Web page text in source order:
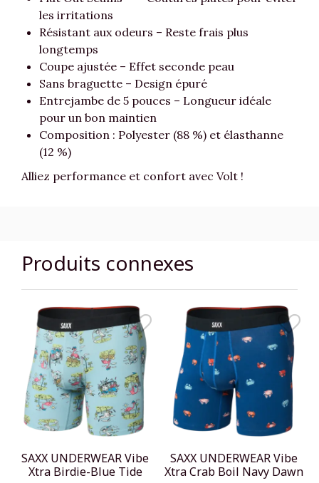
les irritations
Résistant aux odeurs – Reste frais plus
longtemps
Coupe ajustée – Effet seconde peau
Sans braguette – Design épuré
Entrejambe de 5 pouces – Longueur idéale
pour un bon maintien
Composition : Polyester (88 %) et élasthanne
(12 %)
Alliez performance et confort avec Volt !
Produits connexes
SAXX UNDERWEAR Vibe
Xtra Birdie-Blue Tide
SAXX UNDERWEAR Vibe
Xtra Crab Boil Navy Dawn